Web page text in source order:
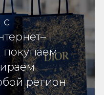
с
покупаем
регион